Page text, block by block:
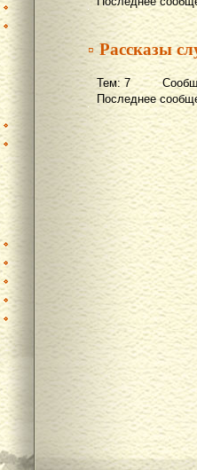
▫ Рассказы
Тем: 7
Последнее